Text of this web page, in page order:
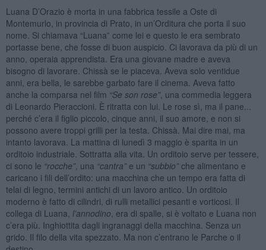
Luana D’Orazio è morta in una fabbrica tessile a Oste di
Montemurlo, in provincia di Prato, in un’Orditura che porta il suo
nome. Si chiamava “Luana” come lei e questo le era sembrato
portasse bene, che fosse di buon auspicio. Ci lavorava da più di un
anno, operaia apprendista. Era una giovane madre e aveva
bisogno di lavorare. Chissà se le piaceva. Aveva solo ventidue
anni, era bella, le sarebbe garbato fare il cinema. Aveva fatto
anche la comparsa nel film “Se son rose”, una commedia leggera
di Leonardo Pieraccioni. È ritratta con lui. Le rose sì, ma il pane...
perché c’era il figlio piccolo, cinque anni, il suo amore, e non si
possono avere troppi grilli per la testa. Chissà. Mai dire mai, ma
intanto lavorava. La mattina di lunedì 3 maggio è sparita in un
orditoio industriale. Sottratta alla vita. Un orditoio serve per tessere,
ci sono le “rocche”, una “cantra”e un “subbio”che alimentano e
caricano i fili dell’ordito: una macchina che un tempo era fatta di
telai di legno, termini antichi di un lavoro antico. Un orditoio
moderno è fatto di cilindri, di rulli metallici pesanti e vorticosi. Il
collega di Luana, l’annodino , era di spalle, si è voltato e Luana non
c’era più. Inghiottita dagli ingranaggi della macchina. Senza un
grido. Il filo della vita spezzato. Ma non c’entrano le Parche o il